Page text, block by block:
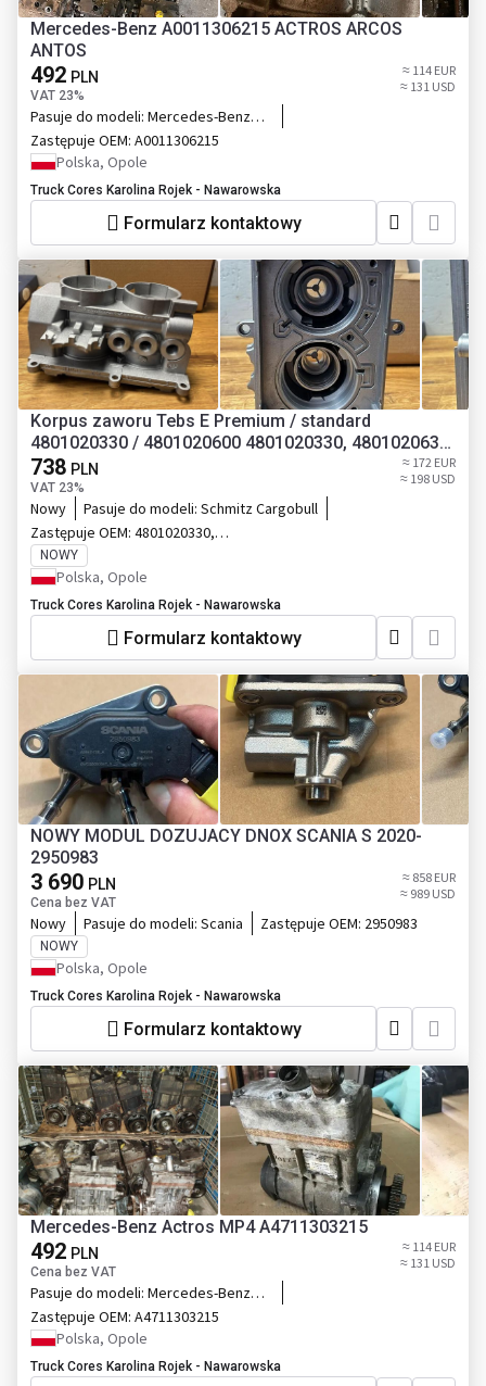
Mercedes-Benz A0011306215 ACTROS ARCOS
ANTOS
492 PLN
VAT 23%
≈ 114 EUR
≈ 131 USD
Pasuje do modeli: Mercedes-Benz
ACTROS ARCOS ANTOS
Zastępuje OEM: A0011306215
Polska, Opole
Truck Cores Karolina Rojek - Nawarowska
Formularz kontaktowy
Korpus zaworu Tebs E Premium / standard
4801020330 / 4801020600 4801020330, 4801020630
Schmitz Cargobull
738 PLN
VAT 23%
≈ 172 EUR
≈ 198 USD
Nowy Pasuje do modeli: Schmitz Cargobull
Zastępuje OEM: 4801020330,
4801020630
NOWY
Polska, Opole
Truck Cores Karolina Rojek - Nawarowska
Formularz kontaktowy
NOWY MODUL DOZUJACY DNOX SCANIA S 2020-
2950983
3 690 PLN
Cena bez VAT
≈ 858 EUR
≈ 989 USD
Nowy Pasuje do modeli: Scania Zastępuje OEM: 2950983
NOWY
Polska, Opole
Truck Cores Karolina Rojek - Nawarowska
Formularz kontaktowy
Mercedes-Benz Actros MP4 A4711303215
492 PLN
Cena bez VAT
≈ 114 EUR
≈ 131 USD
Pasuje do modeli: Mercedes-Benz
Actros MP4
Zastępuje OEM: A4711303215
Polska, Opole
Truck Cores Karolina Rojek - Nawarowska